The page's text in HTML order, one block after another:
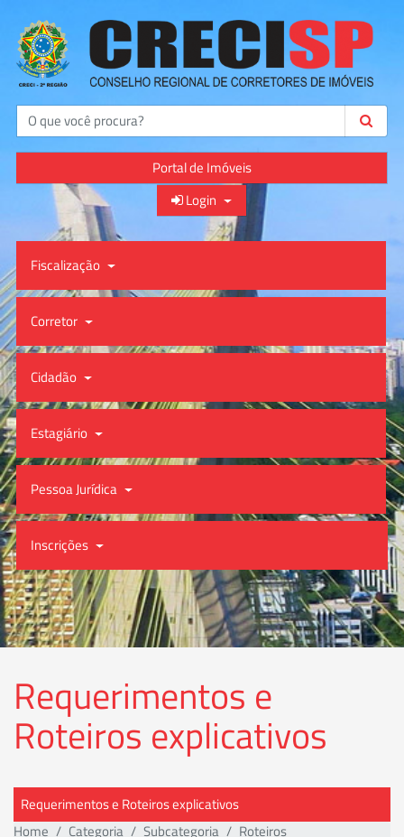
Buscar
Portal de Imóveis
Login
Fiscalização
Corretor
Cidadão
Estagiário
Pessoa Jurídica
Inscrições
Requerimentos e
Roteiros explicativos
Requerimentos e Roteiros explicativos
Home
Categoria Subcategoria
Roteiros